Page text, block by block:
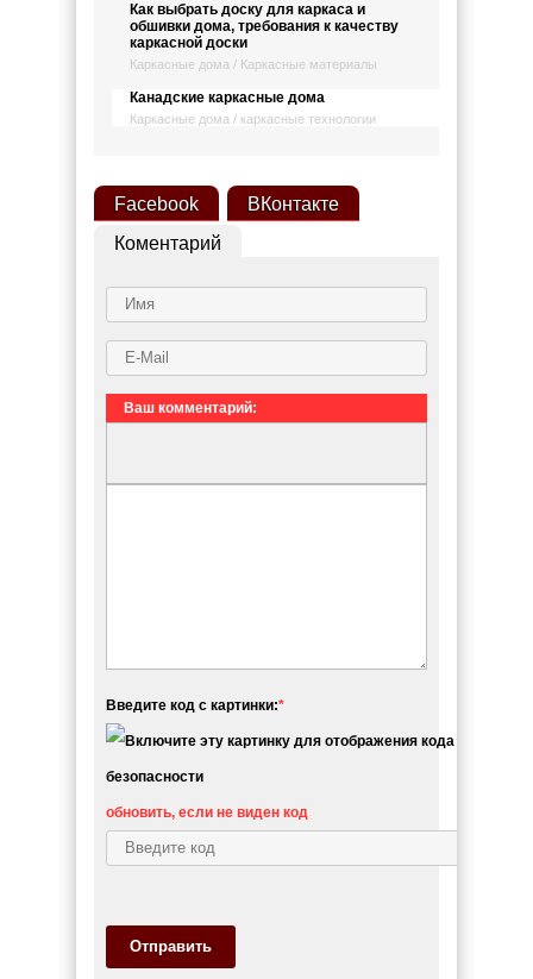
Как выбрать доску для каркаса и
обшивки дома, требования к качеству
каркасной доски
Каркасные дома / Каркасные материалы
Канадские каркасные дома
Каркасные дома / каркасные технологии
Facebook
ВКонтакте
Коментарий
Ваш комментарий:
Введите код с картинки:*
обновить, если не виден код
Отправить